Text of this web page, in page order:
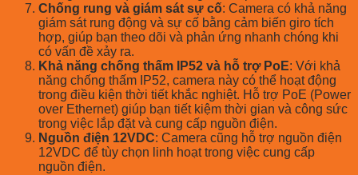
Chống rung và giám sát sự cố: Camera có khả năng
giám sát rung động và sự cố bằng cảm biến giro tích
hợp, giúp bạn theo dõi và phản ứng nhanh chóng khi
có vấn đề xảy ra.
Khả năng chống thấm IP52 và hỗ trợ PoE: Với khả
năng chống thấm IP52, camera này có thể hoạt động
trong điều kiện thời tiết khắc nghiệt. Hỗ trợ PoE (Power
over Ethernet) giúp bạn tiết kiệm thời gian và công sức
trong việc lắp đặt và cung cấp nguồn điện.
Nguồn điện 12VDC: Camera cũng hỗ trợ nguồn điện
12VDC để tùy chọn linh hoạt trong việc cung cấp
nguồn điện.